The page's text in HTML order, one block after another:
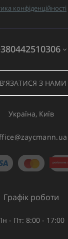
конфіденційності
З НАМИ
Україна, Київ
Графік роботи
- Пт: 8:00 - 17:00